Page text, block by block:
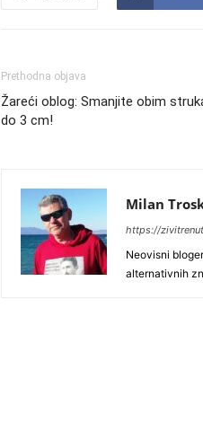
Prethodna objava
Žareći oblog: Smanjite obim
do 3 cm!
Milan
https://
Neovisni
alternativnih